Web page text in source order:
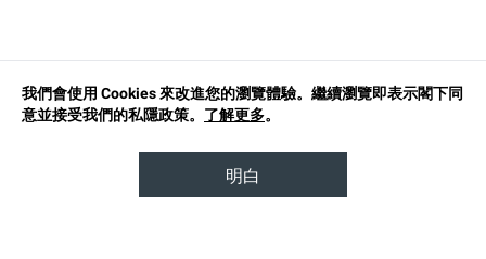
我們會使用 Cookies 來改進您的瀏覽體驗。繼續瀏覽即表示閣下同
意並接受我們的私隱政策。 了解更多。
明白